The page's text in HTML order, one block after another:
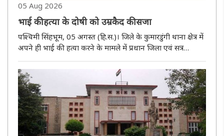
05 Aug 2026
भाई की हत्या के दोषी को उम्रकैद की सजा
पश्चिमी सिंहभूम, 05 अगस्त (हि.स.)। जिले के कुमारडुंगी थाना क्षेत्र में
अपने ही भाई की हत्या करने के मामले में प्रधान जिला एवं सत्र
न्यायालय ने दोषी राजेश हेम्ब्रम को आजीवन कारावास की सजा सुनाई
है। अदालत ने दोषी पर 15 हजार रुपये का जुर्माना भी लगाया..